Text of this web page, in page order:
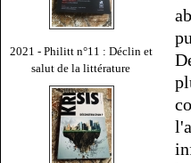
2021 - Philitt n°11 : Déclin et
salut de la littérature